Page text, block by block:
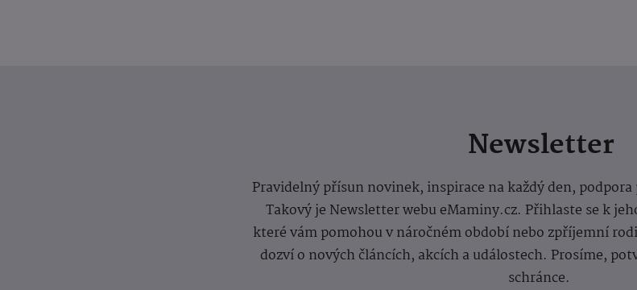
Newsletter
Pravidelný přísun novinek, inspirace na každý den,
Takový je Newsletter webu eMaminy.cz. Přihlaste se k
které vám pomohou v náročném období nebo zpříjemní
dozví o nových článcích, akcích a událostech. Prosíme,
schránce.